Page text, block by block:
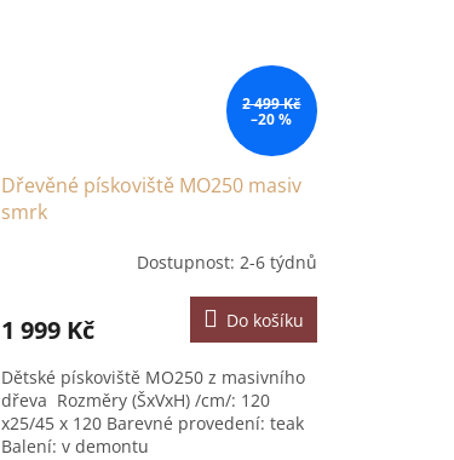
2 499 Kč
–20 %
Dřevěné pískoviště MO250 masiv
smrk
Dostupnost: 2-6 týdnů
1 999 Kč Do košíku
Dětské pískoviště MO250 z masivního
dřeva Rozměry (ŠxVxH) /cm/: 120
x25/45 x 120 Barevné provedení: teak
Balení: v demontu